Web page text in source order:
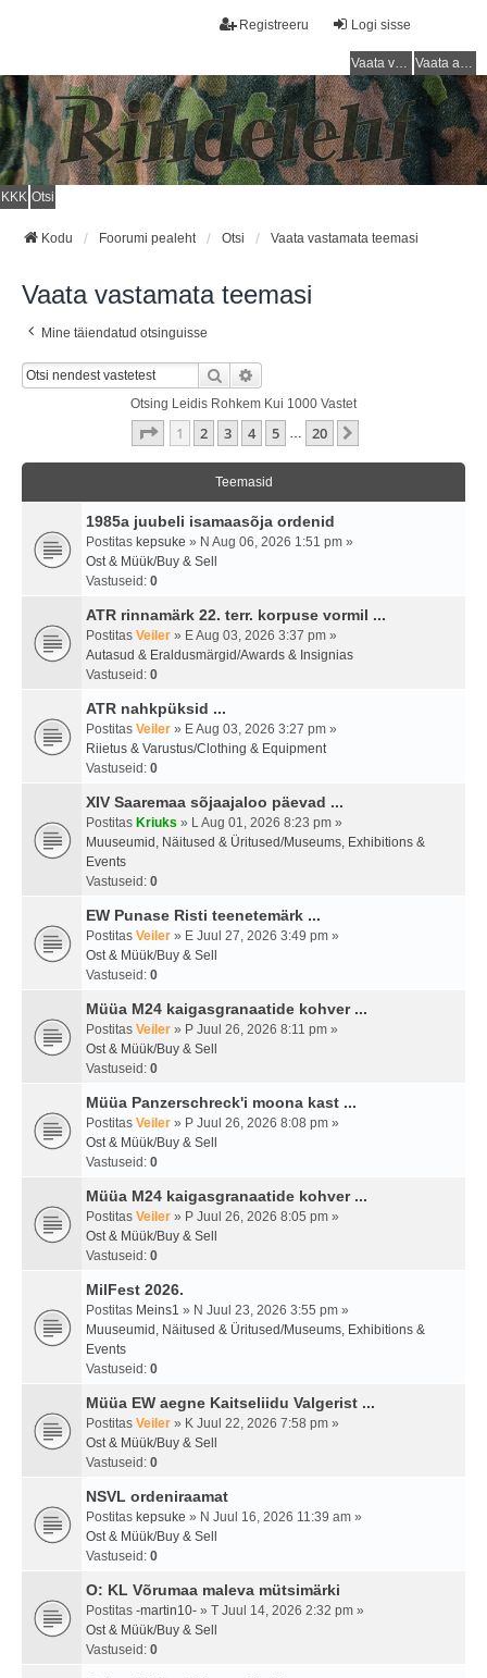
Logi sisse
Registreeru
Vaata vastamata teemasi Vaata aktiivseid teemasid
KKK Otsi
Kodu Foorumi pealeht Otsi Vaata vastamata teemasi
Vaata vastamata teemasi
Mine täiendatud otsinguisse
Otsi
Otsing Leidis Rohkem Kui 1000 Vastet
1 . Leht20 -st
1 2 3 4 5 … 20
Teemasid
1985a juubeli isamaasõja ordenid
Postitas kepsuke » N Aug 06, 2026 1:51 pm »
Ost & Müük/Buy & Sell
Vastuseid: 0
ATR rinnamärk 22. terr. korpuse vormil ...
Postitas Veiler » E Aug 03, 2026 3:37 pm »
Autasud & Eraldusmärgid/Awards & Insignias
Vastuseid: 0
ATR nahkpüksid ...
Postitas Veiler » E Aug 03, 2026 3:27 pm »
Riietus & Varustus/Clothing & Equipment
Vastuseid: 0
XIV Saaremaa sõjaajaloo päevad ...
Postitas Kriuks » L Aug 01, 2026 8:23 pm »
Muuseumid, Näitused & Üritused/Museums, Exhibitions &
Events
Vastuseid: 0
EW Punase Risti teenetemärk ...
Postitas Veiler » E Juul 27, 2026 3:49 pm »
Ost & Müük/Buy & Sell
Vastuseid: 0
Müüa M24 kaigasgranaatide kohver ...
Postitas Veiler » P Juul 26, 2026 8:11 pm »
Ost & Müük/Buy & Sell
Vastuseid: 0
Müüa Panzerschreck'i moona kast ...
Postitas Veiler » P Juul 26, 2026 8:08 pm »
Ost & Müük/Buy & Sell
Vastuseid: 0
Müüa M24 kaigasgranaatide kohver ...
Postitas Veiler » P Juul 26, 2026 8:05 pm »
Ost & Müük/Buy & Sell
Vastuseid: 0
MilFest 2026.
Postitas Meins1 » N Juul 23, 2026 3:55 pm »
Muuseumid, Näitused & Üritused/Museums, Exhibitions &
Events
Vastuseid: 0
Müüa EW aegne Kaitseliidu Valgerist ...
Postitas Veiler » K Juul 22, 2026 7:58 pm »
Ost & Müük/Buy & Sell
Vastuseid: 0
NSVL ordeniraamat
Postitas kepsuke » N Juul 16, 2026 11:39 am »
Ost & Müük/Buy & Sell
Vastuseid: 0
O: KL Võrumaa maleva mütsimärki
Postitas -martin10- » T Juul 14, 2026 2:32 pm »
Ost & Müük/Buy & Sell
Vastuseid: 0